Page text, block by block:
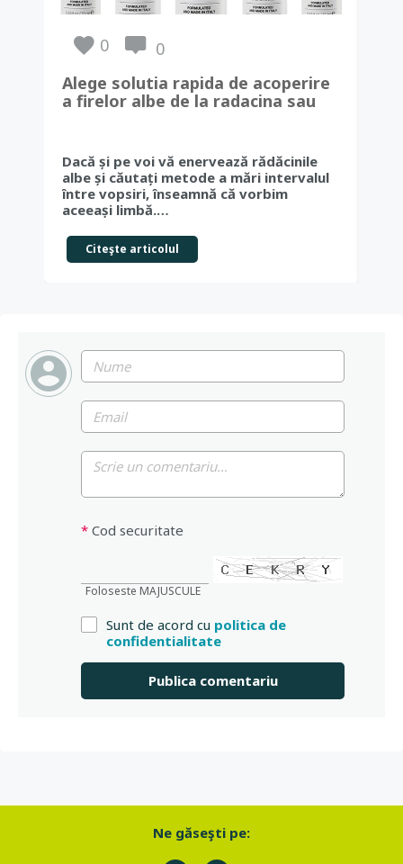
0
0
Alege solutia rapida de acoperire
a firelor albe de la radacina sau
Dacă și pe voi vă enervează rădăcinile
albe și căutați metode a mări intervalul
între vopsiri, înseamnă că vorbim
aceeași limbă.…
Citeşte articolul
* Cod securitate
Foloseste MAJUSCULE
Sunt de acord cu politica de
confidentialitate
Ne găseşti pe: